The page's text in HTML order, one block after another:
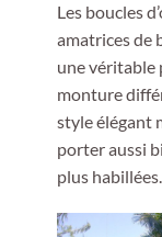
Les boucles
amatrices de
une véritable
monture
style élégant
porter aussi
plus habillées.